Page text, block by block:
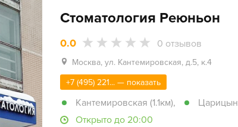
Стоматология Реюньон
0.0 0 отзывов
Москва, ул. Кантемировская, д.5, к.4
+7 (495) 221... — показать
Кантемировская (1.1км),
Открыто до 20:00